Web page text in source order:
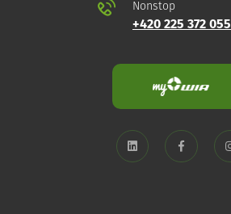
Nonstop
+420 225 372 055